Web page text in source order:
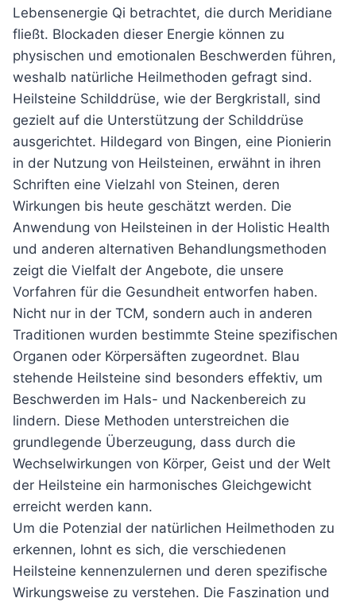
Lebensenergie Qi betrachtet, die durch Meridiane
fließt. Blockaden dieser Energie können zu
physischen und emotionalen Beschwerden führen,
weshalb natürliche Heilmethoden gefragt sind.
Heilsteine Schilddrüse, wie der Bergkristall, sind
gezielt auf die Unterstützung der Schilddrüse
ausgerichtet. Hildegard von Bingen, eine Pionierin
in der Nutzung von Heilsteinen, erwähnt in ihren
Schriften eine Vielzahl von Steinen, deren
Wirkungen bis heute geschätzt werden. Die
Anwendung von Heilsteinen in der Holistic Health
und anderen alternativen Behandlungsmethoden
zeigt die Vielfalt der Angebote, die unsere
Vorfahren für die Gesundheit entworfen haben.
Nicht nur in der TCM, sondern auch in anderen
Traditionen wurden bestimmte Steine spezifischen
Organen oder Körpersäften zugeordnet. Blau
stehende Heilsteine sind besonders effektiv, um
Beschwerden im Hals- und Nackenbereich zu
lindern. Diese Methoden unterstreichen die
grundlegende Überzeugung, dass durch die
Wechselwirkungen von Körper, Geist und der Welt
der Heilsteine ein harmonisches Gleichgewicht
erreicht werden kann.
Um die Potenzial der natürlichen Heilmethoden zu
erkennen, lohnt es sich, die verschiedenen
Heilsteine kennenzulernen und deren spezifische
Wirkungsweise zu verstehen. Die Faszination und